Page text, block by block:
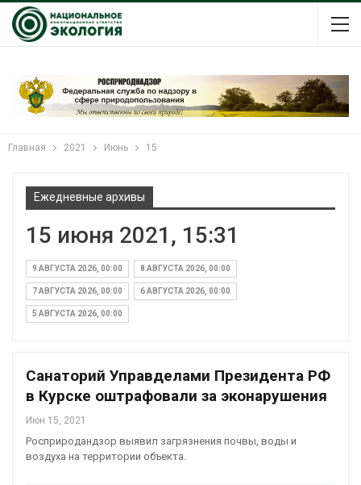
Главная 2021 Июнь 15
Ежедневные архивы
15 июня 2021, 15:31
9 АВГУСТА 2026, 00:00 8 АВГУСТА 2026, 00:00
7 АВГУСТА 2026, 00:00 6 АВГУСТА 2026, 00:00
5 АВГУСТА 2026, 00:00
Санаторий Управделами Президента РФ
в Курске оштрафовали за эконарушения
Июн 15, 2021
Росприродандзор выявил загрязнения почвы, воды и
воздуха на территории объекта.